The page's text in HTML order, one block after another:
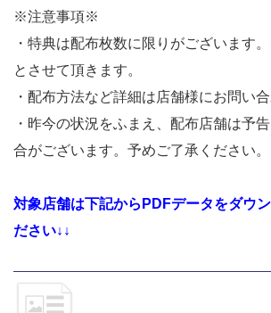
※注意事項※
・特典は配布枚数に限りがございます
とさせて頂きます。
・配布方法など詳細は店舗様にお問い合
・昨今の状況をふまえ、配布店舗は予
合がございます。予めご了承ください。
対象店舗は下記からPDFデータをダウ
ださい↓↓